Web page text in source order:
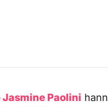
Jasmine Paolini